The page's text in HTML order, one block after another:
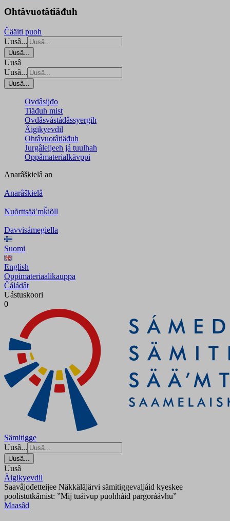
Ohtâvuotâtiäđuh
Čääiti puoh
Uusâ...
Uusâ...
Uusâ
Uusâ...
Uusâ...
Ovdâsijđo
Tiäđuh mist
Ovdâsvástádâssyergih
Äigikyevdil
Ohtâvuotâtiäđuh
Jurgâleijeeh já tuulhah
Oppâmaterialkävppi
Anarâškielâ an
Anarâškielâ
Nuõrttsääʹmǩiõll
Davvisámegiella
Suomi
English
Oppimateriaalikauppa
Čáládât
Uástuskoori
0
Sämitigge
Uusâ...
Uusâ...
Uusâ
Äigikyevdil
Saavâjođetteijee Näkkäläjärvi sämitiggevaljáid kyeskee
poolistutkâmist: ”Mij tuáivup puohháid pargoráávhu”
Maasâd